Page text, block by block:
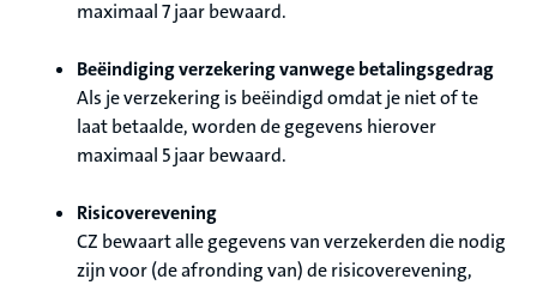
maximaal 7 jaar bewaard.
Beëindiging verzekering vanwege betalingsgedrag
Als je verzekering is beëindigd omdat je niet of te
laat betaalde, worden de gegevens hierover
maximaal 5 jaar bewaard.
Risicoverevening
CZ bewaart alle gegevens van verzekerden die nodig
zijn voor (de afronding van) de risicoverevening,